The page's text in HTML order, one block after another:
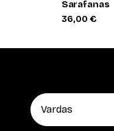
Sarafanas
36,00 €